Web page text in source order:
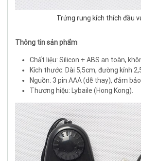
Trứng rung kích thích đầu
Thông tin sản phẩm
Chất liệu: Silicon + ABS an toàn,
Kích thước: Dài 5,5cm, đường kính
Nguồn: 3 pin AAA (dễ thay), đảm
Thương hiệu: Lybaile (Hong Kong).